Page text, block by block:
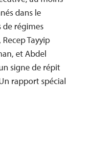
dans le
de régimes
Tayyip
et Abdel
signe de répit
rapport spécial